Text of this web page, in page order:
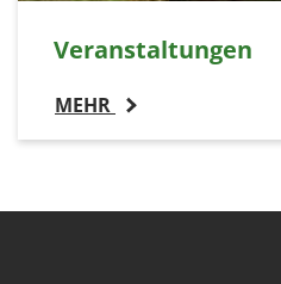
Veranstaltungen
MEHR